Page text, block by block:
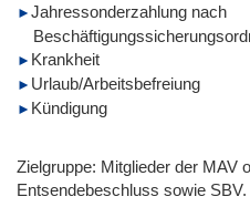
Jahressonderzahlung nach
Krankheit
Urlaub/Arbeitsbefreiung
Kündigung
Zielgruppe: Mitglieder der MAV
Entsendebeschluss sowie SBV.